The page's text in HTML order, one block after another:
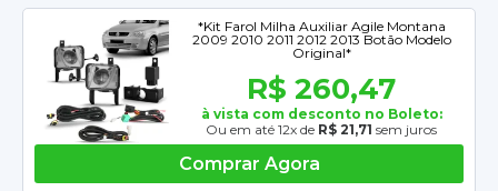
*Kit Farol Milha Auxiliar Agile Montana
2009 2010 2011 2012 2013 Botão Modelo
Original*
R$ 260,47
à vista com desconto no Boleto:
Ou em até 12x de R$ 21,71 sem juros
Comprar Agora